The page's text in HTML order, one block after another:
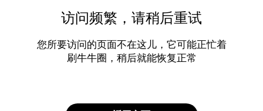
访问频繁，请稍后重试
您所要访问的页面不在这儿，它可能正忙着
刷牛牛圈，稍后就能恢复正常